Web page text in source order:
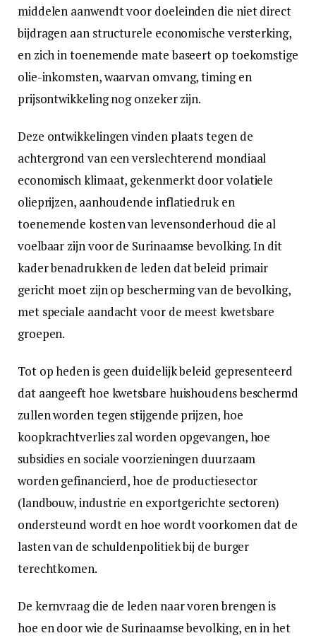
middelen aanwendt voor doeleinden die niet direct
bijdragen aan structurele economische versterking,
en zich in toenemende mate baseert op toekomstige
olie-inkomsten, waarvan omvang, timing en
prijsontwikkeling nog onzeker zijn.
Deze ontwikkelingen vinden plaats tegen de
achtergrond van een verslechterend mondiaal
economisch klimaat, gekenmerkt door volatiele
olieprijzen, aanhoudende inflatiedruk en
toenemende kosten van levensonderhoud die al
voelbaar zijn voor de Surinaamse bevolking. In dit
kader benadrukken de leden dat beleid primair
gericht moet zijn op bescherming van de bevolking,
met speciale aandacht voor de meest kwetsbare
groepen.
Tot op heden is geen duidelijk beleid gepresenteerd
dat aangeeft hoe kwetsbare huishoudens beschermd
zullen worden tegen stijgende prijzen, hoe
koopkrachtverlies zal worden opgevangen, hoe
subsidies en sociale voorzieningen duurzaam
worden gefinancierd, hoe de productiesector
(landbouw, industrie en exportgerichte sectoren)
ondersteund wordt en hoe wordt voorkomen dat de
lasten van de schuldenpolitiek bij de burger
terechtkomen.
De kernvraag die de leden naar voren brengen is
hoe en door wie de Surinaamse bevolking, en in het